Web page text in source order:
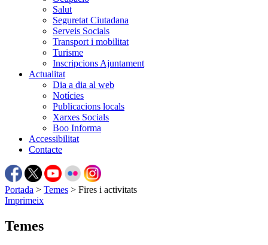
Salut
Seguretat Ciutadana
Serveis Socials
Transport i mobilitat
Turisme
Inscripcions Ajuntament
Actualitat
Dia a dia al web
Notícies
Publicacions locals
Xarxes Socials
Boo Informa
Accessibilitat
Contacte
Portada > Temes > Fires i activitats
Imprimeix
Temes